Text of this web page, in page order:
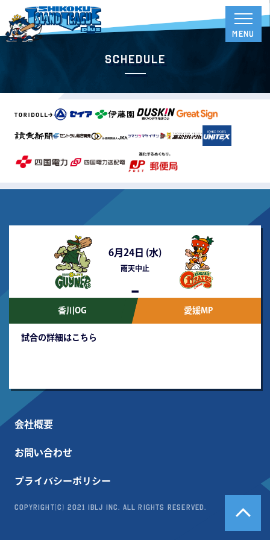
Schedule
6月24日 (水)
雨天中止
-
香川OG 愛媛MP
試合の詳細はこちら
会社概要
お問い合わせ
プライバシーポリシー
Copyright(c) 2021 IBLJ Inc. All Rights Reserved.